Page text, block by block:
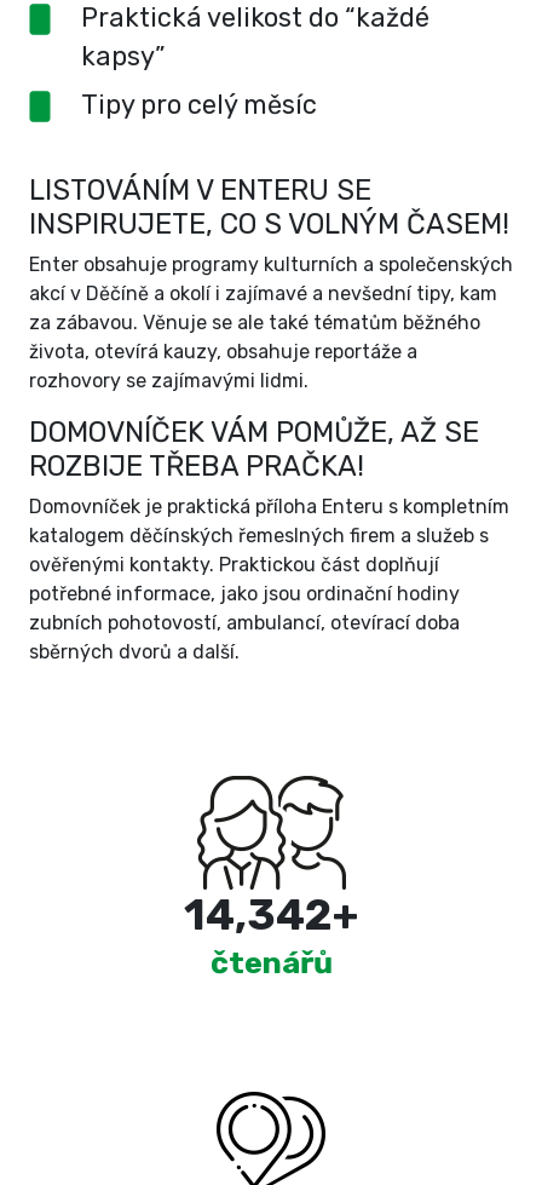
Praktická velikost do “každé
kapsy”
Tipy pro celý měsíc
LISTOVÁNÍM V ENTERU SE
INSPIRUJETE, CO S VOLNÝM ČASEM!
Enter obsahuje programy kulturních a společenských
akcí v Děčíně a okolí i zajímavé a nevšední tipy, kam
za zábavou. Věnuje se ale také tématům běžného
života, otevírá kauzy, obsahuje reportáže a
rozhovory se zajímavými lidmi.
DOMOVNÍČEK VÁM POMŮŽE, AŽ SE
ROZBIJE TŘEBA PRAČKA!
Domovníček je praktická příloha Enteru s kompletním
katalogem děčínských řemeslných firem a služeb s
ověřenými kontakty. Praktickou část doplňují
potřebné informace, jako jsou ordinační hodiny
zubních pohotovostí, ambulancí, otevírací doba
sběrných dvorů a další.
15,000+
čtenářů